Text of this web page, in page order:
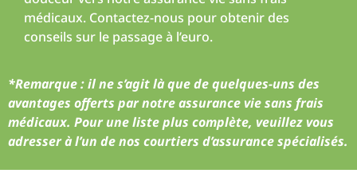
médicaux. Contactez-nous pour obtenir des
conseils sur le passage à l’euro.
*Remarque : il ne s’agit là que de quelques-uns des
avantages offerts par notre assurance vie sans frais
médicaux. Pour une liste plus complète, veuillez vous
adresser à l’un de nos courtiers d’assurance spécialisés.